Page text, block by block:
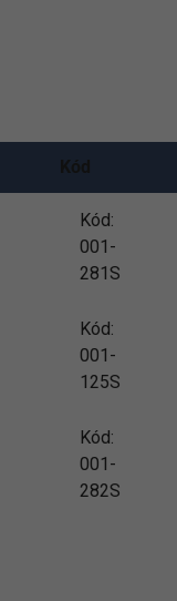
Kód
Kód:
001-
281S
Kód:
001-
125S
Kód:
001-
282S